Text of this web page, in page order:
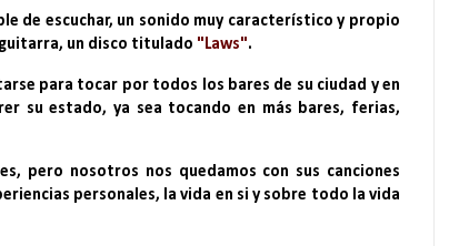
de escuchar, un sonido muy característico y propio
un disco titulado "Laws".
para tocar por todos los bares de su ciudad y en
su estado, ya sea tocando en más bares, ferias,
pero nosotros nos quedamos con sus canciones
personales, la vida en si y sobre todo la vida